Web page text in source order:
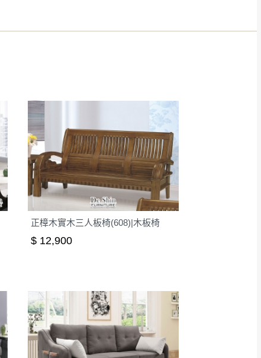
正樟木實木三人板椅(608)|木板椅
$ 12,900